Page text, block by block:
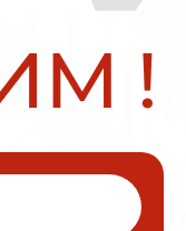
М !